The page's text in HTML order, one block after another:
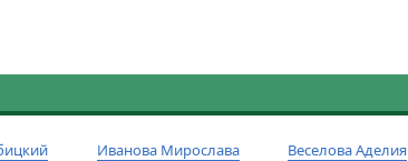
Иванова Мирослава Веселова Аделия